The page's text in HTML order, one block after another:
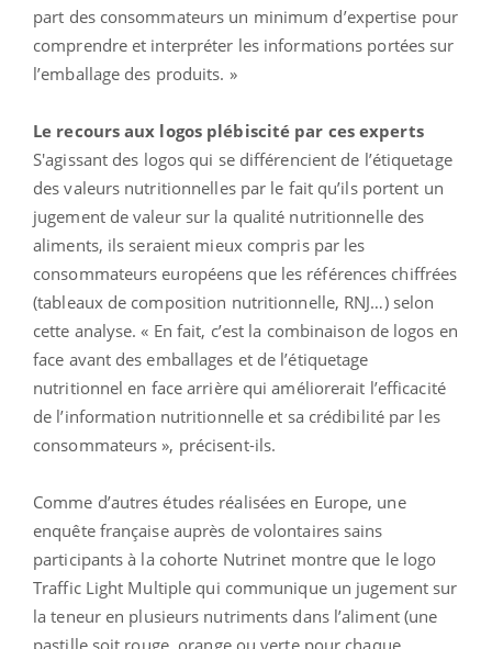
part des consommateurs un minimum d’expertise pour
comprendre et interpréter les informations portées sur
l’emballage des produits. »
Le recours aux logos plébiscité par ces experts
S'agissant des logos qui se différencient de l’étiquetage
des valeurs nutritionnelles par le fait qu’ils portent un
jugement de valeur sur la qualité nutritionnelle des
aliments, ils seraient mieux compris par les
consommateurs européens que les références chiffrées
(tableaux de composition nutritionnelle, RNJ…) selon
cette analyse. « En fait, c’est la combinaison de logos en
face avant des emballages et de l’étiquetage
nutritionnel en face arrière qui améliorerait l’efficacité
de l’information nutritionnelle et sa crédibilité par les
consommateurs », précisent-ils.
Comme d’autres études réalisées en Europe, une
enquête française auprès de volontaires sains
participants à la cohorte Nutrinet montre que le logo
Traffic Light Multiple qui communique un jugement sur
la teneur en plusieurs nutriments dans l’aliment (une
pastille soit rouge, orange ou verte pour chaque